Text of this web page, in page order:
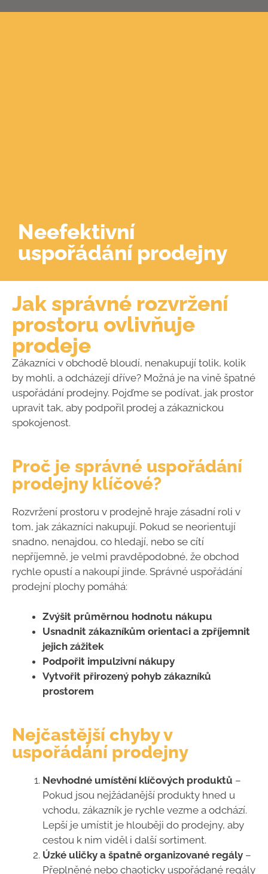
Neefektivní
uspořádání prodejny
Jak správné rozvržení
prostoru ovlivňuje
prodeje
Zákazníci v obchodě bloudí, nenakupují tolik, kolik
by mohli, a odcházejí dříve? Možná je na vině špatné
uspořádání prodejny. Pojďme se podívat, jak prostor
upravit tak, aby podpořil prodej a zákaznickou
spokojenost.
Proč je správné uspořádání
prodejny klíčové?
Rozvržení prostoru v prodejně hraje zásadní roli v
tom, jak zákazníci nakupují. Pokud se neorientují
snadno, nenajdou, co hledají, nebo se cítí
nepříjemně, je velmi pravděpodobné, že obchod
rychle opustí a nakoupí jinde. Správné uspořádání
prodejní plochy pomáhá:
Zvýšit průměrnou hodnotu nákupu
Usnadnit zákazníkům orientaci a zpříjemnit
jejich zážitek
Podpořit impulzivní nákupy
Vytvořit přirozený pohyb zákazníků
prostorem
Nejčastější chyby v
uspořádání prodejny
Nevhodné umístění klíčových produktů –
Pokud jsou nejžádanější produkty hned u
vchodu, zákazník je rychle vezme a odchází.
Lepší je umístit je hlouběji do prodejny, aby
cestou k nim viděl i další sortiment.
Úzké uličky a špatně organizované regály –
Přeplněné nebo chaoticky uspořádané regály